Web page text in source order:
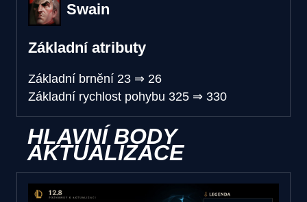
Swain
Základní atributy
Základní brnění 23 ⇒ 26
Základní rychlost pohybu 325 ⇒ 330
HLAVNÍ BODY
AKTUALIZACE